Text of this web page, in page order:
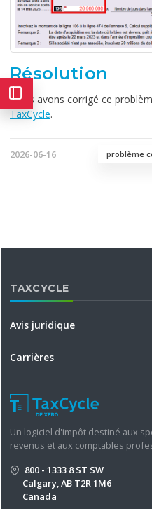
Résolution
Nous avons corrigé ce
TaxCycle.
2026-06-16 problème
TAXCYCLE
Avis juridique
Carrières
Un logiciel d'impôt destiné aux
revenus et aux comptables
800 - 1333 8 ST SW
Calgary, AB T2R 1M6
Canada